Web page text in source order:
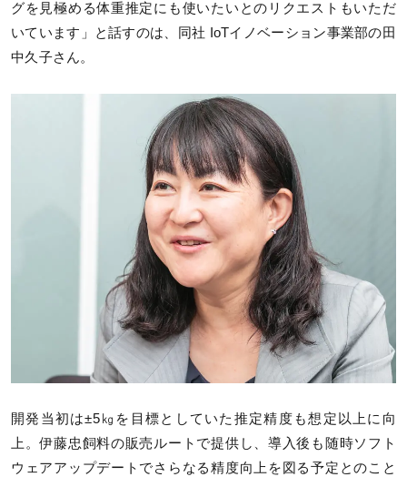
グを見極める体重推定にも使いたいとのリクエストもいただ
いています」と話すのは、同社 IoTイノベーション事業部の田
中久子さん。
開発当初は±5㎏を目標としていた推定精度も想定以上に向
上。伊藤忠飼料の販売ルートで提供し、導入後も随時ソフト
ウェアアップデートでさらなる精度向上を図る予定とのこと